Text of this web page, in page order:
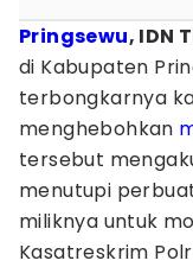
Pringsewu, IDN
di Kabupaten
terbongkarnya
menghebohkan
tersebut
menutupi
miliknya untuk
Kasatreskrim